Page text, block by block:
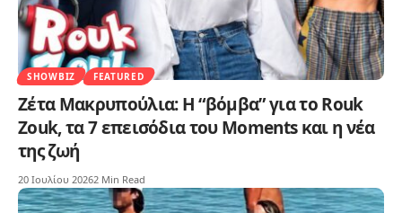
SHOWBIZ FEATURED
Ζέτα Μακρυπούλια: Η “βόμβα” για το Rouk
Zouk, τα 7 επεισόδια του Moments και η νέα
της ζωή
20 Ιουλίου 20262 Min Read